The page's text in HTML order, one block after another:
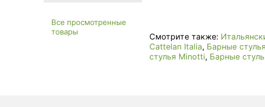
Все просмотренные
товары
Смотрите также:
Cattelan Italia, Барные
стулья Minotti, Барные